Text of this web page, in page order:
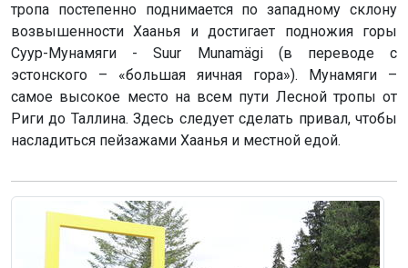
тропа постепенно поднимается по западному склону
возвышенности Хаанья и достигает подножия горы
Суур-Мунамяги - Suur Munamägi (в переводе с
эстонского – «большая яичная гора»). Мунамяги –
самое высокое место на всем пути Лесной тропы от
Риги до Таллина. Здесь следует сделать привал, чтобы
насладиться пейзажами Хаанья и местной едой.